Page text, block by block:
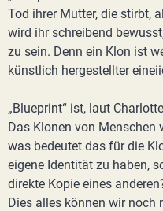
Tod ihrer Mutter, die stirbt,
wird ihr schreibend
zu sein. Denn ein Klon ist
künstlich hergestellter
„Blueprint“ ist, laut
Das Klonen von
was bedeutet das für die
eigene Identität zu haben,
direkte Kopie eines
Dies alles können wir noch